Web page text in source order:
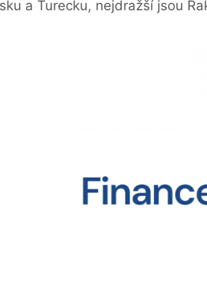
a Turecku, nejdražší jsou